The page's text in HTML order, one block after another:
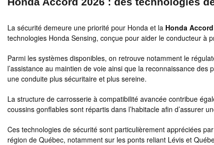
La sécurité demeure une priorité pour Honda et la Honda
technologies Honda Sensing, conçue pour aider le conducteur à
Parmi les systèmes disponibles, on retrouve notamment le
l’assistance au maintien de voie ainsi que la reconnaissance
une conduite plus sécuritaire et plus sereine.
La structure de carrosserie à compatibilité avancée contribue
coussins gonflables sont répartis dans l’habitacle afin d’assurer
Ces technologies de sécurité sont particulièrement appréciées
région de Québec, notamment sur les ponts reliant Lévis et